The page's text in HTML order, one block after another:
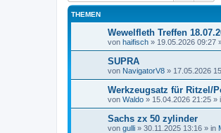
THEMEN
Wewelfleth Treffen
von haifisch » 19.05.2026 09:27
SUPRA
von NavigatorV8 » 17.05.2026
Werkzeugsatz für Ritzel/
von Waldo » 15.04.2026 21:25 »
Sachs zx 50 zylinder
von gulli » 30.11.2025 13:16 » in